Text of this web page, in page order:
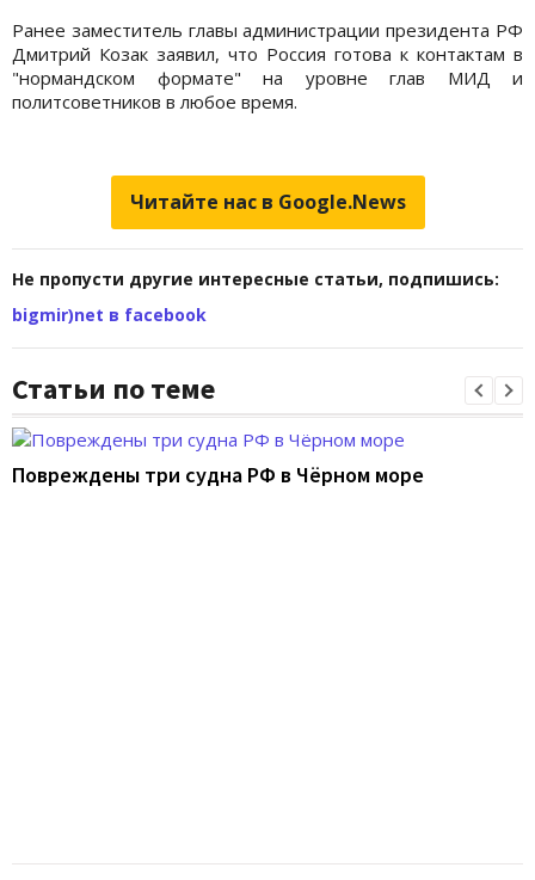
Ранее заместитель главы администрации президента РФ
Дмитрий Козак заявил, что Россия готова к контактам в
"нормандском формате" на уровне глав МИД и
политсоветников в любое время.
Читайте нас в Google.News
Не пропусти другие интересные статьи, подпишись:
bigmir)net в facebook
Статьи по теме
Повреждены три судна РФ в Чёрном море